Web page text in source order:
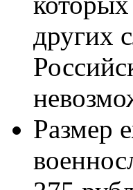
других
Размер